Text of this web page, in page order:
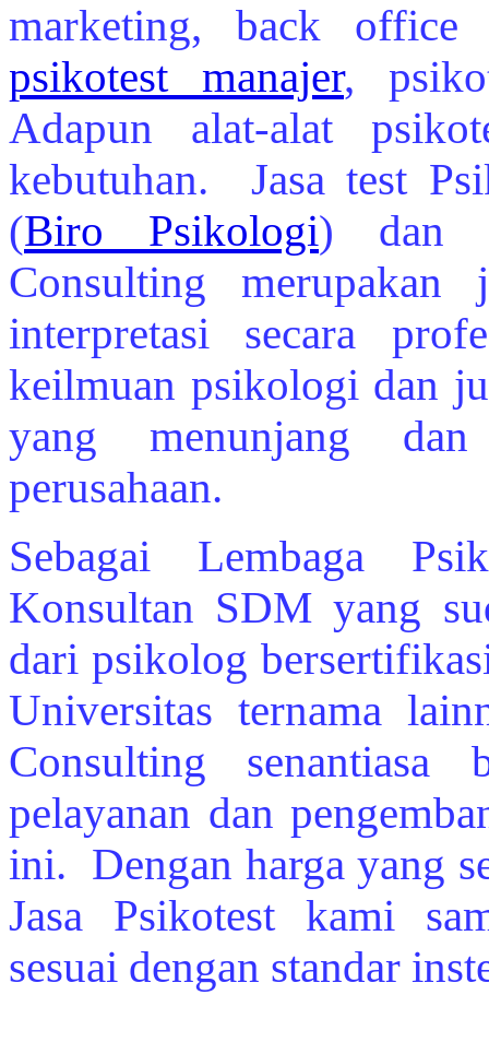
marketing, back
psikotest manajer,
Adapun alat-alat
kebutuhan. Jasa test
(Biro Psikologi) dan
Consulting
interpretasi secara
keilmuan psikologi dan
yang menunjang
perusahaan.
Sebagai Lembaga
Konsultan SDM yang
dari psikolog
Universitas ternama
Consulting senantiasa
pelayanan dan
ini. Dengan harga yang
Jasa Psikotest kami
sesuai dengan standar